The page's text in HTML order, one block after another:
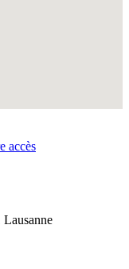
accès
Lausanne